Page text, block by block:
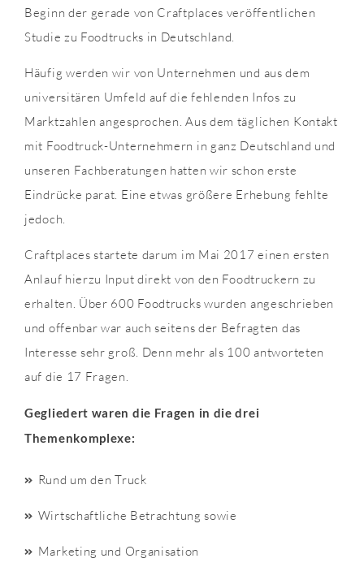
Beginn der gerade von Craftplaces veröffentlichen
Studie zu Foodtrucks in Deutschland.
Häufig werden wir von Unternehmen und aus dem
universitären Umfeld auf die fehlenden Infos zu
Marktzahlen angesprochen. Aus dem täglichen Kontakt
mit Foodtruck-Unternehmern in ganz Deutschland und
unseren Fachberatungen hatten wir schon erste
Eindrücke parat. Eine etwas größere Erhebung fehlte
jedoch.
Craftplaces startete darum im Mai 2017 einen ersten
Anlauf hierzu Input direkt von den Foodtruckern zu
erhalten. Über 600 Foodtrucks wurden angeschrieben
und offenbar war auch seitens der Befragten das
Interesse sehr groß. Denn mehr als 100 antworteten
auf die 17 Fragen.
Gegliedert waren die Fragen in die drei
Themenkomplexe:
Rund um den Truck
Wirtschaftliche Betrachtung sowie
Marketing und Organisation